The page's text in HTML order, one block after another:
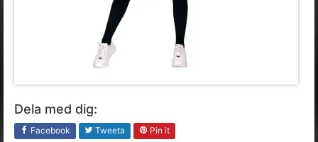
Dela med dig:
Facebook Tweeta Pin it